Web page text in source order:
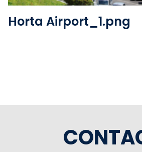
Horta Airport_1.png